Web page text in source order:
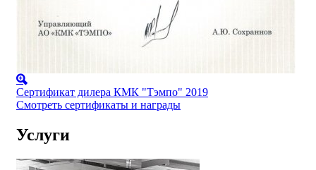
Сертификат дилера КМК "Тэмпо" 2019
Смотреть сертификаты и награды
Услуги